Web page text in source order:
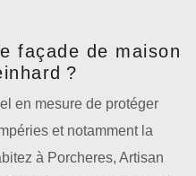
façade de maison
?
en mesure de protéger
et notamment la
à Porcheres, Artisan